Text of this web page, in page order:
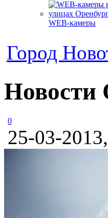
WEB-камеры
Город
Новости
0
25-03-